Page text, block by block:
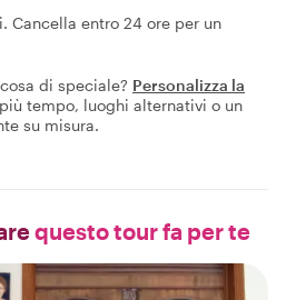
Cancella entro 24 ore per un
di speciale? Personalizza la
tempo, luoghi alternativi o un
su misura.
questo tour fa per te